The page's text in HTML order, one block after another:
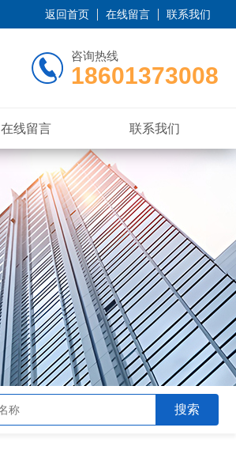
返回首页 在线留言 联系我们
咨询热线
18601373008
在线留言 联系我们